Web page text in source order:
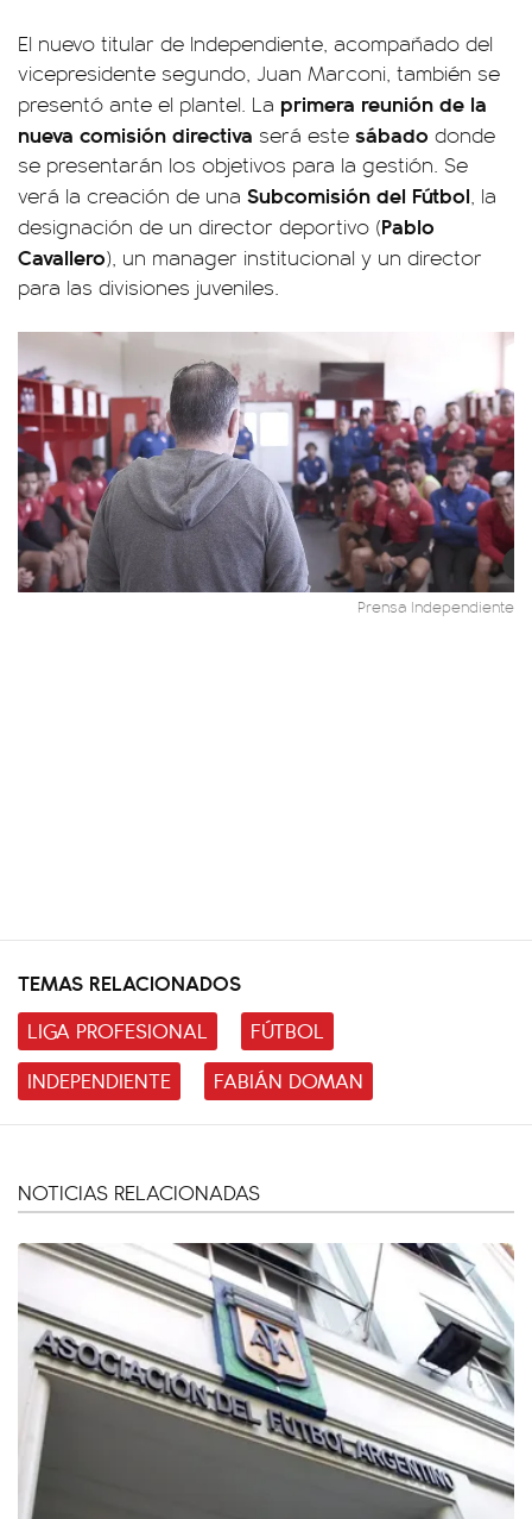
El nuevo titular de Independiente, acompañado del
vicepresidente segundo, Juan Marconi, también se
presentó ante el plantel. La primera reunión de la
nueva comisión directiva será este sábado donde
se presentarán los objetivos para la gestión. Se
verá la creación de una Subcomisión del Fútbol, la
designación de un director deportivo (Pablo
Cavallero), un manager institucional y un director
para las divisiones juveniles.
Prensa Independiente
TEMAS RELACIONADOS
LIGA PROFESIONAL
FÚTBOL
INDEPENDIENTE
FABIÁN DOMAN
NOTICIAS RELACIONADAS